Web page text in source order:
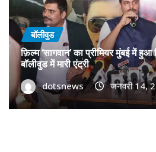
बॉलीवुड
फ़िल्म ‘सागवान’ का प्रीमियर मुंबई में
बॉलीवुड में मारी एंट्री
dotsnews जनवरी 14,